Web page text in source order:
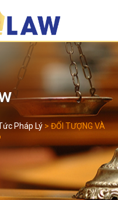
Pháp Lý>ĐỐI TƯỢNG VÀ